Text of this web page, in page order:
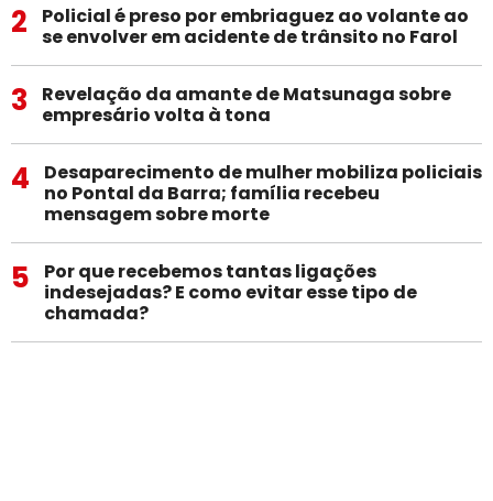
2
Policial é preso por embriaguez ao volante ao
se envolver em acidente de trânsito no Farol
3
Revelação da amante de Matsunaga sobre
empresário volta à tona
4
Desaparecimento de mulher mobiliza policiais
no Pontal da Barra; família recebeu
mensagem sobre morte
5
Por que recebemos tantas ligações
indesejadas? E como evitar esse tipo de
chamada?